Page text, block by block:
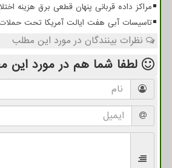
مراکز داده قربانی پنهان قطعی برق هزینه
تاسیسات آبی هفت ایالت آمریکا تحت
نظرات بینندگان در مورد این مطلب
لطفا شما هم در مورد این